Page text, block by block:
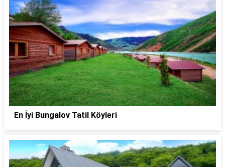
En İyi Bungalov Tatil Köyleri